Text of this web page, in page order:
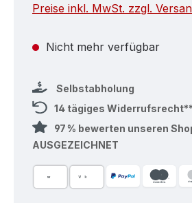
Preise inkl. MwSt. zzgl.
Nicht mehr verfügbar
Selbstabholung
14 tägiges Widerrufsrecht**
97 % bewerten unseren
AUSGEZEICHNET